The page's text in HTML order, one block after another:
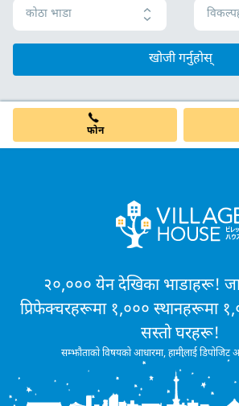
कोठा भाडा
खोजी गर्नुहोस्
फोन
२०,००० येन देखिका भाडाहरू!
प्रिफेक्चरहरूमा १,००० स्थानहरूमा
सस्तो घरहरू!
सम्झौताको विषयको आधारमा, हामीलाई